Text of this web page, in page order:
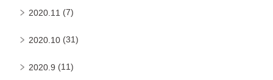
2020.11 (7)
2020.10 (31)
2020.9 (11)